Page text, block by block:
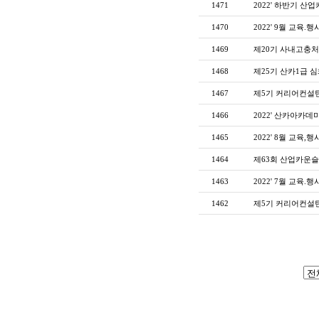
1471 2022' 하반기 산업
1470 2022' 9월 교육.행
1469 제20기 사내고충
1468 제25기 산카1급
1467 제5기 커리어컨설
1466 2022' 산카아카데
1465 2022' 8월 교육,행
1464 제63회 산업카운
1463 2022' 7월 교육.행
1462 제5기 커리어컨설